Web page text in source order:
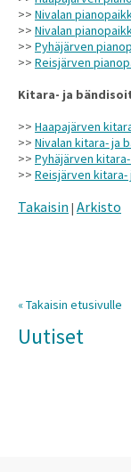
>> Nivalan
>> Nivalan
>> Pyhäjärven
>> Reisjärven
Kitara- ja
>> Haapajärven
>> Nivalan kitara- ja
>> Pyhäjärven
>> Reisjärven
Takaisin | Arkisto
« Takaisin etusivulle
Uutiset